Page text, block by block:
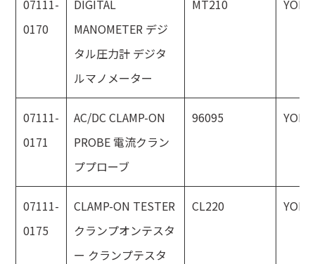
07111-
0170
DIGITAL
MANOMETER デジ
タル圧力計 デジタ
ルマノメーター
MT210
07111-
0171
AC/DC CLAMP-ON
PROBE 電流クラン
ププローブ
96095
07111-
0175
CLAMP-ON TESTER
クランプオンテスタ
ー クランプテスタ
CL220